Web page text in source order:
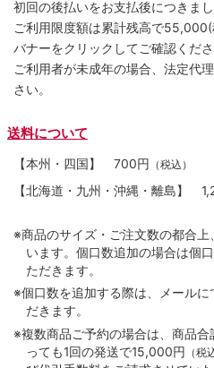
初回の後払いをお支払後につきま
ご利用限度額は累計残高で
バナーをクリックしてご確認くださ
ご利用者が未成年の場合、法定代
さい。
送料について
【本州・四国】 700円 （税込）
【北海道・九州・沖縄・離島】
※商品のサイズ・ご注文数の都合
います。個口数追加の場合は個
ただきます。
※個口数を追加する際は、メール
だきます。
※複数商品ご予約の場合は、商品
っても1回の発送で15,000円 （税